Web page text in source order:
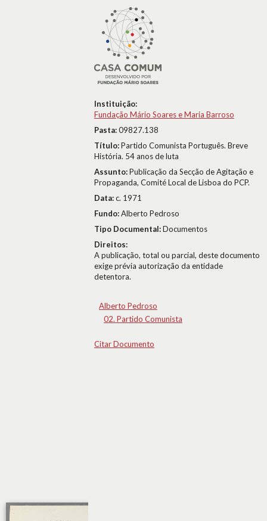
Instituição:
Fundação Mário Soares e Maria Barroso
Pasta:09827.138
Título:Partido Comunista Português. Breve
História. 54 anos de luta
Assunto:Publicação da Secção de Agitação e
Propaganda, Comité Local de Lisboa do PCP.
Data:c. 1971
Fundo:Alberto Pedroso
Tipo Documental:Documentos
Direitos:
A publicação, total ou parcial, deste documento
exige prévia autorização da entidade
detentora.
Alberto Pedroso
02. Partido Comunista
Citar Documento